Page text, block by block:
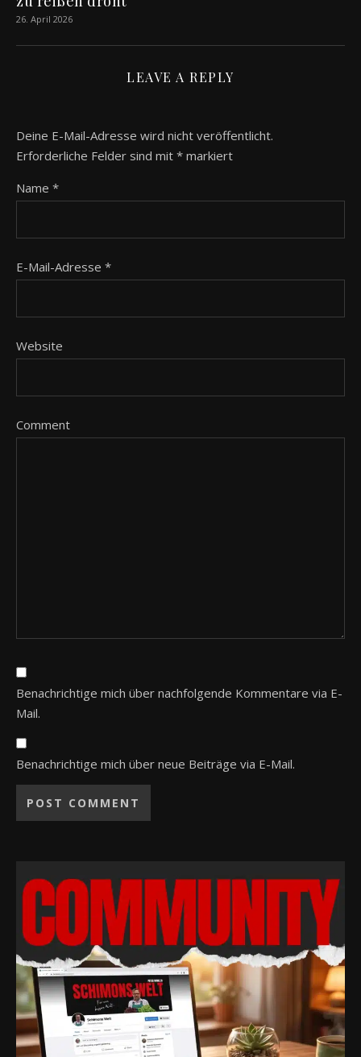
26. April 2026
LEAVE A REPLY
Deine E-Mail-Adresse wird nicht veröffentlicht.
Erforderliche Felder sind mit * markiert
Name *
E-Mail-Adresse *
Website
Comment
Benachrichtige mich über nachfolgende Kommentare via E-
Mail.
Benachrichtige mich über neue Beiträge via E-Mail.